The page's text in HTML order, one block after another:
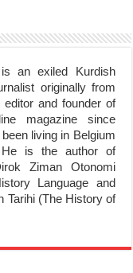
an exiled Kurdish
originally from
editor and founder of
magazine since
living in Belgium
is the author of
Ziman Otonomi
Language and
Tarihi (The History of